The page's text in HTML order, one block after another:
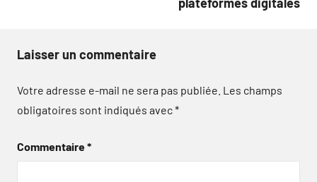
Laisser un commentaire
Votre adresse e-mail ne sera pas publiée. Les champs
obligatoires sont indiqués avec*
Commentaire*